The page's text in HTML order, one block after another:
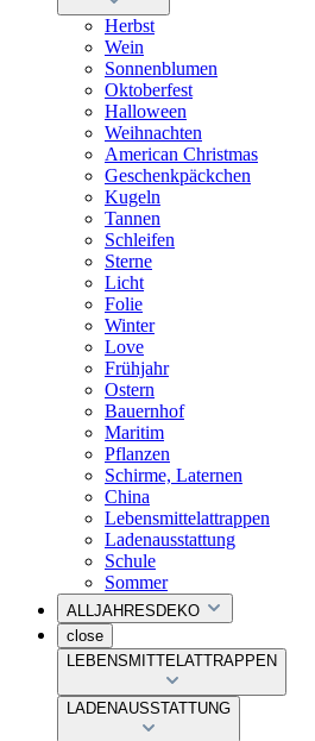
Herbst
Wein
Sonnenblumen
Oktoberfest
Halloween
Weihnachten
American Christmas
Geschenkpäckchen
Kugeln
Tannen
Schleifen
Sterne
Licht
Folie
Winter
Love
Frühjahr
Ostern
Bauernhof
Maritim
Pflanzen
Schirme, Laternen
China
Lebensmittelattrappen
Ladenausstattung
Schule
Sommer
ALLJAHRESDEKO
close
LEBENSMITTELATTRAPPEN
LADENAUSSTATTUNG